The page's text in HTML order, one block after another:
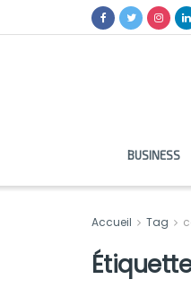
BUSINESS
Accueil Tag